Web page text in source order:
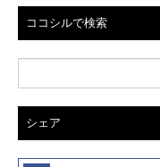
ココシルで検索
シェア